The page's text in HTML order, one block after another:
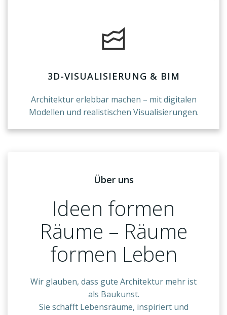
3D-VISUALISIERUNG & BIM
Architektur erlebbar machen – mit digitalen
Modellen und realistischen Visualisierungen.
Über uns
Ideen formen
Räume – Räume
formen Leben
Wir glauben, dass gute Architektur mehr ist
als Baukunst.
Sie schafft Lebensräume, inspiriert und